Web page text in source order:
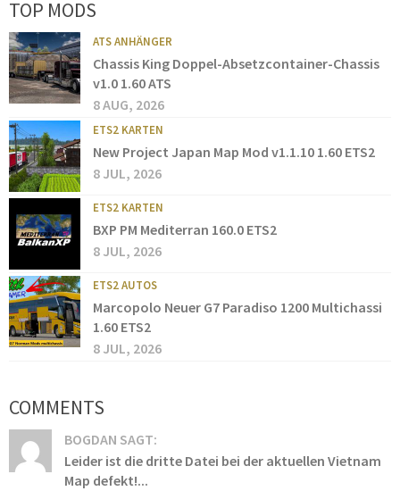
TOP MODS
ATS ANHÄNGER
Chassis King Doppel-Absetzcontainer-Chassis
v1.0 1.60 ATS
8 AUG, 2026
ETS2 KARTEN
New Project Japan Map Mod v1.1.10 1.60 ETS2
8 JUL, 2026
ETS2 KARTEN
BXP PM Mediterran 160.0 ETS2
8 JUL, 2026
ETS2 AUTOS
Marcopolo Neuer G7 Paradiso 1200 Multichassi
1.60 ETS2
8 JUL, 2026
COMMENTS
BOGDAN SAGT:
Leider ist die dritte Datei bei der aktuellen Vietnam
Map defekt!...